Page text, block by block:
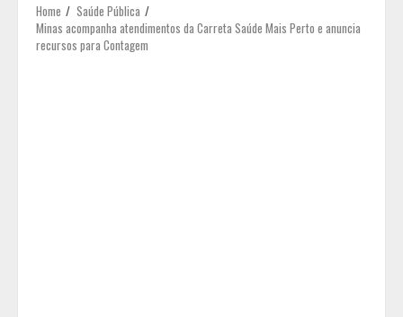
Home
Saúde Pública
Minas acompanha atendimentos da Carreta Saúde Mais Perto e anuncia
recursos para Contagem